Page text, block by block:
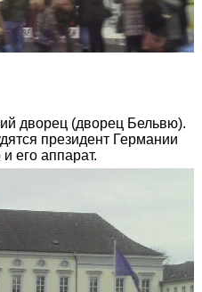
дворец (дворец Бельвю).
президент Германии
его аппарат.